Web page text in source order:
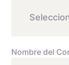
Nombre del